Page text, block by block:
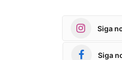
Siga
Siga